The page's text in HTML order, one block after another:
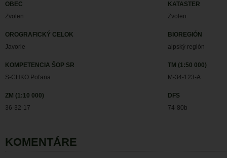
OBEC
Zvolen
KATASTER
Zvolen
OROGRAFICKÝ CELOK
Javorie
BIOREGIÓN
alpský región
KOMPETENCIA ŠOP SR
S-CHKO Poľana
TM (1:50 000)
M-34-123-A
ZM (1:10 000)
36-32-17
DFS
74-80b
KOMENTÁRE